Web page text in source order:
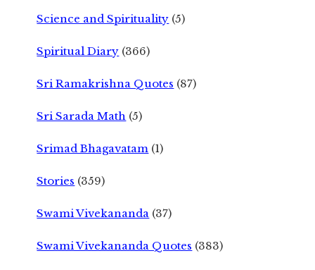
Science and Spirituality (5)
Spiritual Diary (366)
Sri Ramakrishna Quotes (87)
Sri Sarada Math (5)
Srimad Bhagavatam (1)
Stories (359)
Swami Vivekananda (37)
Swami Vivekananda Quotes (383)